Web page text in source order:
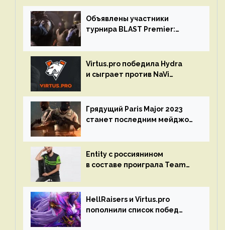
Объявлены участники
турнира BLAST Premier:
Virtus.pro победила Hydra
и сыграет против NaVi
Грядущий Paris Major 2023
станет последним мейджор-
Entity с россиянином
в составе проиграла Team
HellRaisers и Virtus.pro
пополнили список побед